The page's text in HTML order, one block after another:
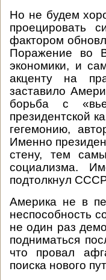
Но не будем
проецировать
фактором
Поражение во
экономики, и
акценту на
заставило
борьба с
президентской
гегемонию,
Именно
стену, тем
социализма.
подтолкнул
Америка не в
неспособность
не один раз
подниматься
что провал
поиска нового